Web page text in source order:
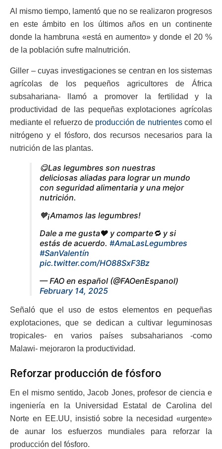
Al mismo tiempo, lamentó que no se realizaron progresos
en este ámbito en los últimos años en un continente
donde la hambruna «está en aumento» y donde el 20 %
de la población sufre malnutrición.
Giller – cuyas investigaciones se centran en los sistemas
agrícolas de los pequeños agricultores de África
subsahariana- llamó a promover la fertilidad y la
productividad de las pequeñas explotaciones agrícolas
mediante el refuerzo de producción de nutrientescomo el
nitrógeno y el fósforo, dos recursos necesarios para la
nutrición de las plantas.
😋Las legumbres son nuestras
deliciosas aliadas para lograr un mundo
con seguridad alimentaria y una mejor
nutrición.
🧡¡Amamos las legumbres!
Dale a me gusta❤️ y comparte🔁 y si
estás de acuerdo. #AmaLasLegumbres
#SanValentín
pic.twitter.com/HO88SxF3Bz
— FAO en español (@FAOenEspanol)
February 14, 2025
Señaló que el uso de estos elementos en pequeñas
explotaciones, que se dedican a cultivar leguminosas
tropicales- en varios países subsaharianos -como
Malawi- mejoraron la productividad.
Reforzar producción de fósforo
En el mismo sentido, Jacob Jones, profesor de ciencia e
ingeniería en la Universidad Estatal de Carolina del
Norte en EE.UU, insistió sobre la necesidad «urgente»
de aunar los esfuerzos mundiales para reforzar la
producción del fósforo.